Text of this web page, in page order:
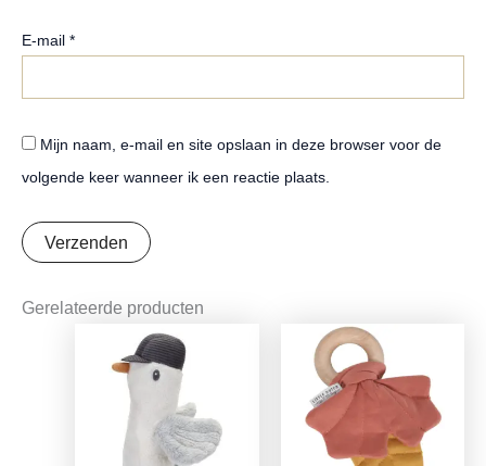
E-mail *
Mijn naam, e-mail en site opslaan in deze browser voor de
volgende keer wanneer ik een reactie plaats.
Gerelateerde producten
Oorspronkelijke
prijs
was:
€7,99.
Huidige
prijs
is:
€6,31.
Oorspronkelijke
prijs
was:
€7,95.
Huidige
prijs
is:
€6,28.